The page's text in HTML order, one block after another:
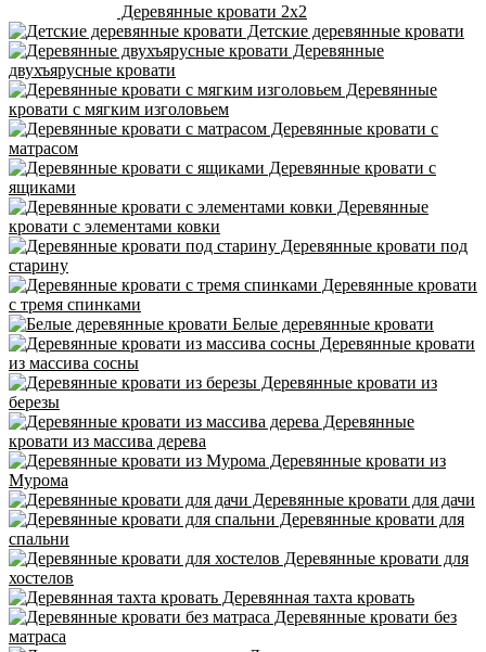
Деревянные кровати 2х2
Детские деревянные кровати
Деревянные
двухъярусные кровати
Деревянные
кровати с мягким изголовьем
Деревянные кровати с
матрасом
Деревянные кровати с
ящиками
Деревянные
кровати с элементами ковки
Деревянные кровати под
старину
Деревянные кровати
с тремя спинками
Белые деревянные кровати
Деревянные кровати
из массива сосны
Деревянные кровати из
березы
Деревянные
кровати из массива дерева
Деревянные кровати из
Мурома
Деревянные кровати для дачи
Деревянные кровати для
спальни
Деревянные кровати для
хостелов
Деревянная тахта кровать
Деревянные кровати без
матраса